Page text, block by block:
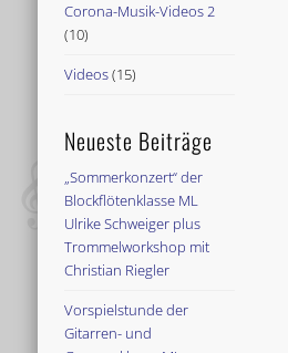
Corona-Musik-Videos 2
(10)
Videos(15)
Neueste Beiträge
„Sommerkonzert“ der
Blockflötenklasse ML
Ulrike Schweiger plus
Trommelworkshop mit
Christian Riegler
Vorspielstunde der
Gitarren- und